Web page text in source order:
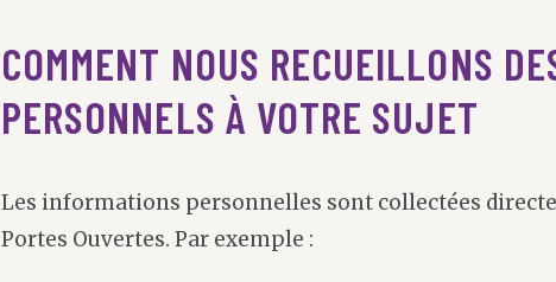
COMMENT NOUS RECUEILLONS
PERSONNELS À VOTRE SUJET
Les informations personnelles sont collectées
Portes Ouvertes. Par exemple :